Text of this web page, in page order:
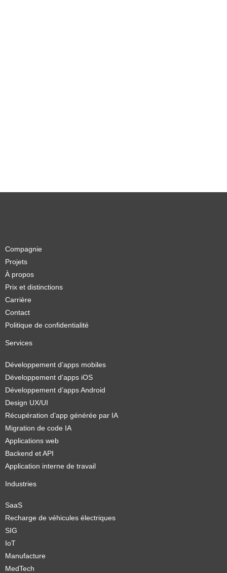
Compagnie
Projets
À propos
Prix et distinctions
Carrière
Contact
Politique de confidentialité
Services
Développement d’apps mobiles
Développement d’apps iOS
Développement d’apps Android
Design UX/UI
Récupération d’app générée par IA
Migration de code IA
Applications web
Backend et API
Application interne de travail
Industries
SaaS
Recharge de véhicules électriques
SIG
IoT
Manufacture
MedTech